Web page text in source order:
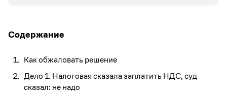
Содержание
Как обжаловать решение
Дело 1. Налоговая сказала заплатить НДС, суд
сказал: не надо